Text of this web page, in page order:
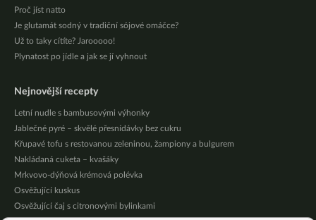
Proč jíst natto
Je glutamát sodný v tradiční sójové omáčce?
Už to taky cítíte? Jarooooo!
Plynatost po jídle a jak se jí vyhnout
Nejnovější recepty
Letní nudle s bambusovými výhonky
Jablečné pyré – skvělé přesnídávky bez cukru
Křupavé tofu s restovanou zeleninou, žampiony a bulgurem
Nakládaná cuketa – kvašáky
Mrkvovo-dýňová krémová polévka
Osvěžující kuskus
Osvěžující čaj s citronovými bylinkami